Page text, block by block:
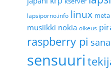
lapsiporno.info linux meta
musiikki nokia oikeus
raspberry pi
sensuuri